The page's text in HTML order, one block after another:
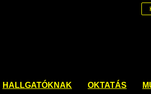
HALLGATÓKNAK OKTATÁS